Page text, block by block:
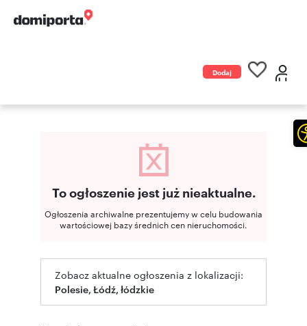
Dodaj
To ogłoszenie jest już nieaktualne.
Ogłoszenia archiwalne prezentujemy w celu budowania
wartościowej bazy średnich cen nieruchomości.
Zobacz aktualne ogłoszenia z lokalizacji:
Polesie, Łódź, łódzkie